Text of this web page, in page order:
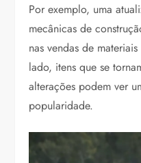
Por exemplo, uma
mecânicas de
nas vendas de
lado, itens que se
alterações podem ver
popularidade.